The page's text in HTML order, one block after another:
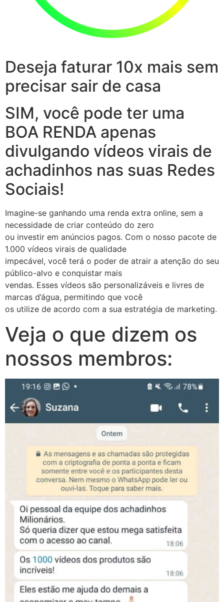
Deseja faturar 10x mais sem
precisar sair de casa
SIM, você pode ter uma
BOA RENDA apenas
divulgando vídeos virais de
achadinhos nas suas Redes
Sociais!
Imagine-se ganhando uma renda extra online, sem a
necessidade de criar conteúdo do zero
ou investir em anúncios pagos. Com o nosso pacote de
1.000 vídeos virais de qualidade
impecável, você terá o poder de atrair a atenção do seu
público-alvo e conquistar mais
vendas. Esses vídeos são personalizáveis e livres de
marcas d’água, permitindo que você
os utilize de acordo com a sua estratégia de marketing.
Veja o que dizem os
nossos membros: